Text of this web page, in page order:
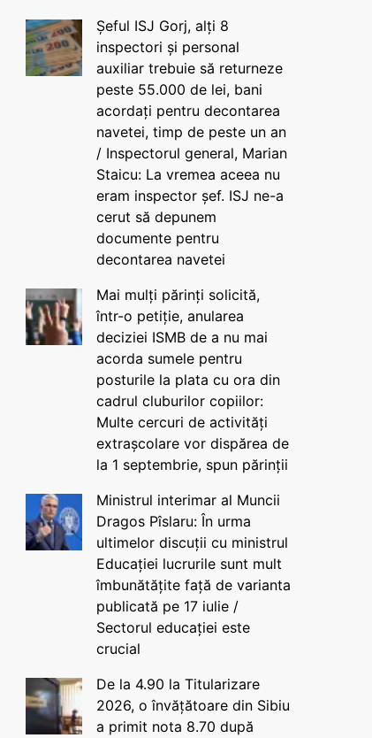
Șeful ISJ Gorj, alți 8
inspectori și personal
auxiliar trebuie să returneze
peste 55.000 de lei, bani
acordați pentru decontarea
navetei, timp de peste un an
/ Inspectorul general, Marian
Staicu: La vremea aceea nu
eram inspector șef. ISJ ne-a
cerut să depunem
documente pentru
decontarea navetei
Mai mulți părinți solicită,
într-o petiție, anularea
deciziei ISMB de a nu mai
acorda sumele pentru
posturile la plata cu ora din
cadrul cluburilor copiilor:
Multe cercuri de activități
extrașcolare vor dispărea de
la 1 septembrie, spun părinții
Ministrul interimar al Muncii
Dragos Pîslaru: În urma
ultimelor discuții cu ministrul
Educației lucrurile sunt mult
îmbunătățite față de varianta
publicată pe 17 iulie /
Sectorul educației este
crucial
De la 4.90 la Titularizare
2026, o învățătoare din Sibiu
a primit nota 8.70 după